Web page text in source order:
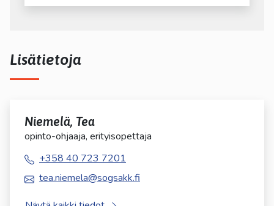
Lisätietoja
Niemelä, Tea
opinto-ohjaaja, erityisopettaja
+358 40 723 7201
tea.niemela@sogsakk.fi